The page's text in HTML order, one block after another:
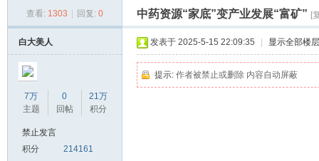
› › ›
查看: 1303 回复: 0 中药资源“家底”变产业发展“富矿” [
白大美人
7万
主题
0
回帖
21万
积分
禁止发言
积分
214161
发表于 2025-5-15 22:09:35 显示全部楼层
提示: 作者被禁止或删除 内容自动屏蔽